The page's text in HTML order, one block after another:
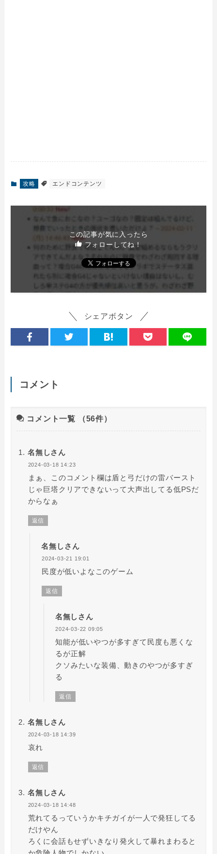
攻略 エンドコンテンツ
この記事が気に入ったら
フォローしてね！
シェアボタン
コメント
コメント一覧 （56件）
名無しさん
2024-03-18 14:23
まぁ、このコメント欄は盾と弓だけの雷バースト
じゃ巨塔クリアできないって大声出してる低PSだ
からなぁ
返信
名無しさん
2024-03-21 19:01
民度が低いよなこのゲーム
返信
名無しさん
2024-03-22 09:05
知能が低いやつが多すぎて民度も悪くな
るが正解
クソみたいな装備、動きのやつが多すぎ
る
返信
名無しさん
2024-03-18 14:39
哀れ
返信
名無しさん
2024-03-18 14:48
荒れてるっていうかキチガイが一人で発狂してる
だけやん
ろくに会話もせずいきなり発火して暴れまわると